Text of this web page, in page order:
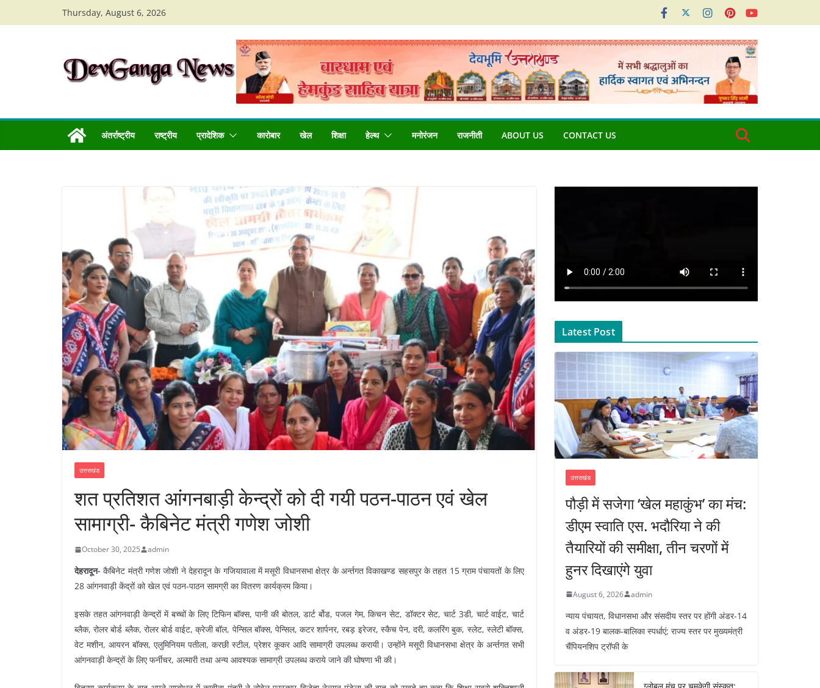
to
Thursday, August 6, 2026
अंतर्राष्ट्रीय राष्ट्रीय प्रादेशिक कारोबार खेल शिक्षा हेल्थ मनोरंजन राजनीती ABOUT US CONTACT US
उत्तराखंड
शत प्रतिशत आंगनबाड़ी केन्द्रों को दी गयी पठन-पाठन एवं खेल
सामाग्री- कैबिनेट मंत्री गणेश जोशी
October 30, 2025 admin
देहरादून- कैबिनेट मंत्री गणेश जोशी ने देहरादून के गजियावाला में मसूरी विधानसभा क्षेत्र के अर्न्तगत विकाखण्ड सहसपुर के तहत 15 ग्राम पंचायतों के लिए
28 आंगनवाड़ी केंद्रों को खेल एवं पठन-पाठन सामग्री का वितरण कार्यक्रम किया।
इसके तहत आंगनवाड़ी केन्द्रों में बच्चों के लिए टिफिन बॉक्स, पानी की बोतल, डार्ट र्बोड, पजल गेम, किचन सेट, डॉक्टर सेट, चार्ट 3डी, चार्ट वाईट, चार्ट
ब्लैक, रोलर बोर्ड ब्लैक, रोलर बोर्ड वाईट, क्रेजी बॉल, पेन्सिल बॉक्स, पेन्सिल, कटर शार्पनर, रबड़ इरेजर, स्कैच पेन, दरी, कलरिंग बुक, स्लेट, स्लेटी बॉक्स,
वेट मशीन, आयरन बॉक्स, एलुमिनियम पतीला, करछी स्टील, प्रेशर कूकर आदि सामाग्री उपलब्ध करायी। उन्होंने मसूरी विधानसभा क्षेत्र के अर्न्तगत सभी
आंगनवाड़ी केन्द्रों के लिए फर्नीचर, अल्मारी तथा अन्य आवश्यक सामाग्री उपलब्ध कराये जाने की घोषणा भी की।
Latest Post
उत्तराखंड
पौड़ी में सजेगा ‘खेल महाकुंभ’ का मंच:
डीएम स्वाति एस. भदौरिया ने की
तैयारियों की समीक्षा, तीन चरणों में
हुनर दिखाएंगे युवा
August 6, 2026 admin
न्याय पंचायत, विधानसभा और संसदीय स्तर पर होंगी अंडर-14
व अंडर-19 बालक-बालिका स्पर्धाएं; राज्य स्तर पर मुख्यमंत्री
चैंपियनशिप ट्रॉफी के
ग्लोबल मंच पर चमकेगी संस्कृत: